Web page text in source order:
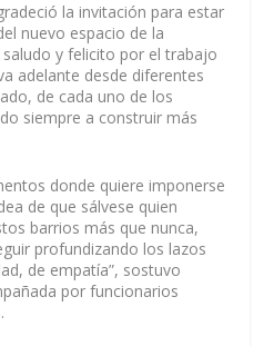
la invitación para estar
nuevo espacio de la
y felicito por el trabajo
adelante desde diferentes
de cada uno de los
siempre a construir más
donde quiere imponerse
de que sálvese quien
barrios más que nunca,
profundizando los lazos
de empatía”, sostuvo
por funcionarios